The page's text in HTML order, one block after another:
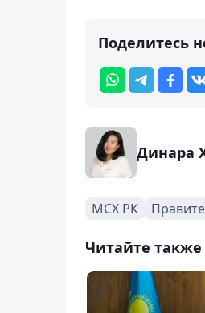
Поделитесь
Динара
МСХ РК
Читайте также